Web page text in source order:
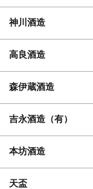
神川酒造
高良酒造
森伊蔵酒造
吉永酒造（有）
本坊酒造
天盃